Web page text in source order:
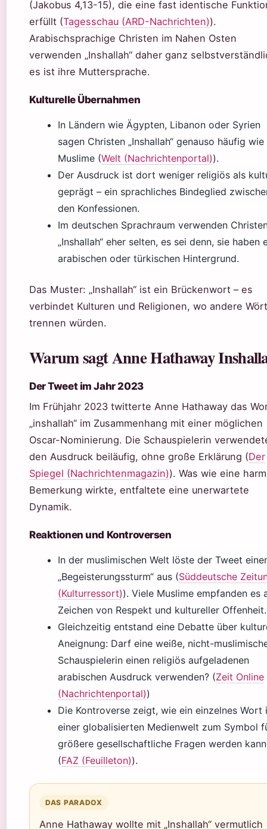
(Jakobus 4,13-15), die eine fast identische
erfüllt (Tagesschau (ARD-Nachrichten)).
Arabischsprachige Christen im Nahen Osten
verwenden „Inshallah“ daher ganz
es ist ihre Muttersprache.
Kulturelle Übernahmen
In Ländern wie Ägypten, Libanon oder Syrien
sagen Christen „Inshallah“ genauso häufig wie
Muslime (Welt (Nachrichtenportal)).
Der Ausdruck ist dort weniger religiös als
geprägt – ein sprachliches Bindeglied
den Konfessionen.
Im deutschen Sprachraum verwenden
„Inshallah“ eher selten, es sei denn, sie haben
arabischen oder türkischen Hintergrund.
Das Muster: „Inshallah“ ist ein Brückenwort – es
verbindet Kulturen und Religionen, wo andere
trennen würden.
Warum sagt Anne Hathaway
Der Tweet im Jahr 2023
Im Frühjahr 2023 twitterte Anne Hathaway das
„inshallah“ im Zusammenhang mit einer möglichen
Oscar-Nominierung. Die Schauspielerin
den Ausdruck beiläufig, ohne große Erklärung (Der
Spiegel (Nachrichtenmagazin)). Was wie eine
Bemerkung wirkte, entfaltete eine unerwartete
Dynamik.
Reaktionen und Kontroversen
In der muslimischen Welt löste der Tweet
„Begeisterungssturm“ aus (Süddeutsche
(Kulturressort)). Viele Muslime empfanden es
Zeichen von Respekt und kultureller Offenheit.
Gleichzeitig entstand eine Debatte über
Aneignung: Darf eine weiße, nicht-
Schauspielerin einen religiös aufgeladenen
arabischen Ausdruck verwenden? (Zeit Online
(Nachrichtenportal))
Die Kontroverse zeigt, wie ein einzelnes Wort
einer globalisierten Medienwelt zum Symbol
größere gesellschaftliche Fragen werden kann
(FAZ (Feuilleton)).
DAS PARADOX
Anne Hathaway wollte mit „Inshallah“ vermutlich